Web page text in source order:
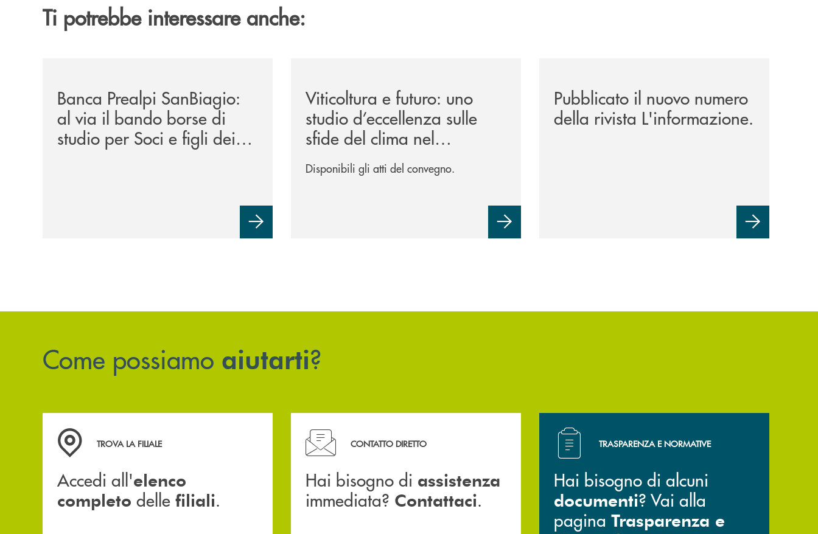
Ti potrebbe interessare anche:
Banca Prealpi SanBiagio:
al via il bando borse di
studio per Soci e figli dei
Soci. Un impegno che
Viticoltura e futuro: uno
studio d’eccellenza sulle
sfide del clima nel
Trevigiano.
Disponibili gli atti del convegno.
Pubblicato il nuovo numero
della rivista L'informazione.
Come possiamo aiutarti?
Accedi all' elenco completo delle filiali .
TROVA LA FILIALE
Accedi all'elenco
completo delle filiali.
Hai bisogno di assistenza immediata? Contattaci .
CONTATTO DIRETTO
Hai bisogno di assistenza
immediata? Contattaci.
Hai bisogno di alcuni documenti ? Vai alla pagina
TRASPARENZA E NORMATIVE
Hai bisogno di alcuni
documenti? Vai alla
pagina Trasparenza e